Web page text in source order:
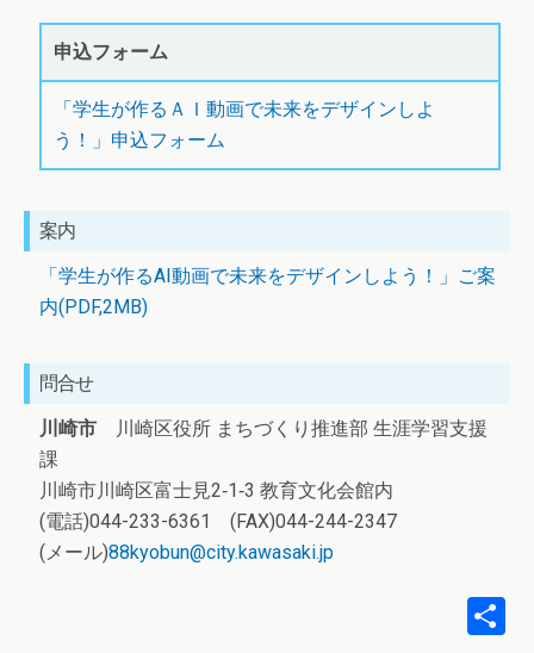
申込フォーム
「学生が作るＡＩ動画で未来をデザインしよ
う！」申込フォーム
案内
「学生が作るAI動画で未来をデザインしよう！」ご案
内(PDF,2MB)
問合せ
川崎市 川崎区役所 まちづくり推進部 生涯学習支援
課
川崎市川崎区富士見2‐1‐3 教育文化会館内
(電話)044-233-6361 (FAX)044-244-2347
(メール)88kyobun@city.kawasaki.jp